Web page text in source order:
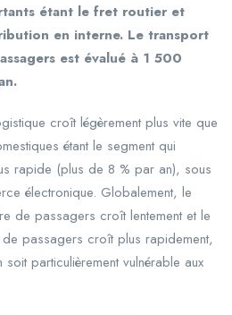
étant le fret routier et
en interne. Le transport
est évalué à 1 500
croît légèrement plus vite que
étant le segment qui
rapide (plus de 8 % par an), sous
électronique. Globalement, le
de passagers croît lentement et le
passagers croît plus rapidement,
particulièrement vulnérable aux